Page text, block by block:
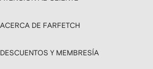
ACERCA DE FARFETCH
DESCUENTOS Y MEMBRESÍA